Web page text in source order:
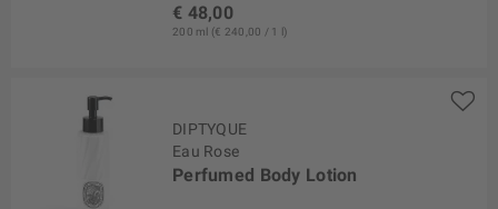
€ 48,00
200 ml (€ 240,00 / 1 l)
DIPTYQUE
Eau Rose
Perfumed Body Lotion